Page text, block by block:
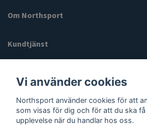
Om Northsport
Kundtjänst
Sociala medier
Vi använder cookies
Northsport använder cookies för att
som visas för dig och för att du ska få
upplevelse när du handlar hos oss.